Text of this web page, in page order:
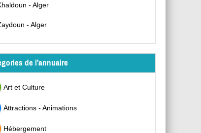
- Alger
- Alger
de l'annuaire
Art et Culture
Attractions - Animations
Hébergement